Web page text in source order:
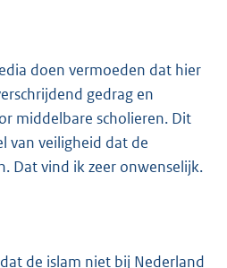
doen vermoeden dat hier
gedrag en
middelbare scholieren. Dit
van veiligheid dat de
Dat vind ik zeer onwenselijk.
de islam niet bij Nederland